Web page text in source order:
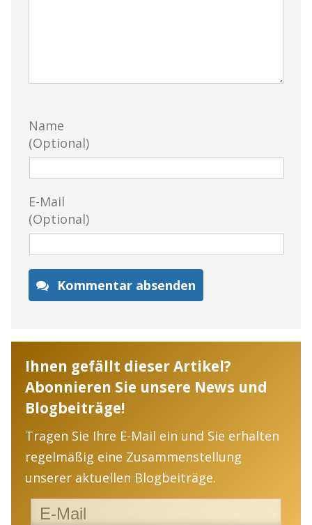
Name
(Optional)
E-Mail
(Optional)
Kommentar absenden
Ihnen gefällt dieser Artikel?
Abonnieren Sie unsere News und
Blogbeiträge!
Tragen Sie Ihre E-Mail ein und Sie erhalten
regelmäßig eine Zusammenstellung
unserer aktuellen Blogbeiträge.